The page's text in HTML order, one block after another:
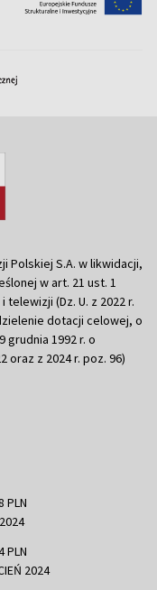
Polskiej S.A. w likwidacji,
w art. 21 ust. 1
(Dz. U. z 2022 r.
dotacji celowej, o
grudnia 1992 r. o
oraz z 2024 r. poz. 96)
PLN
PLN
2024